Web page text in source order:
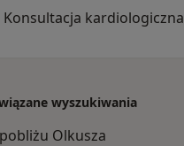
Konsultacja kardiologiczna
wyszukiwania
Olkusza